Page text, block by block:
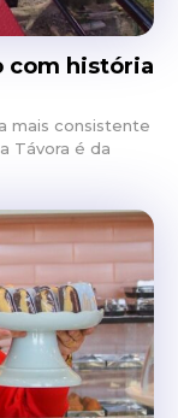
com história
Távora é da